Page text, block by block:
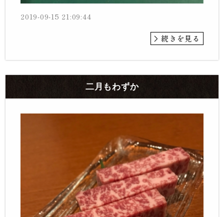
2019-09-15 21:09:44
続きを見る
二月もわずか